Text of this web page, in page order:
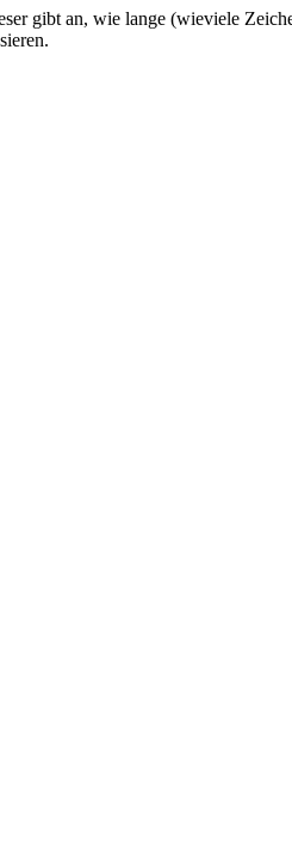
gibt an, wie lange (wieviele